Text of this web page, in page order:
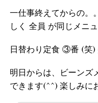
一仕事終えてからの。
しく 全員 が同じメニ
日替わり定食 ③番 (笑)
明日からは、ビーンズ
できます(^^) 楽しみに